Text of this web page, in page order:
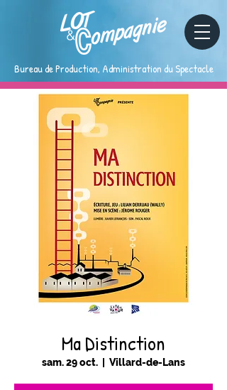
Bureau de Production, Administration du Spectacle
Ma Distinction
sam. 29 oct. Villard-de-Lans